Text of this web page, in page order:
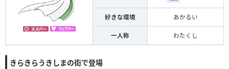
好きな環境 あかるい
一人称 わたくし
きらきらうきしまの街で登場